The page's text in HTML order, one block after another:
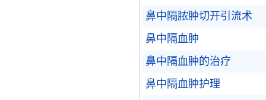
鼻中隔脓肿切开引流术
鼻中隔血肿
鼻中隔血肿的治疗
鼻中隔血肿护理